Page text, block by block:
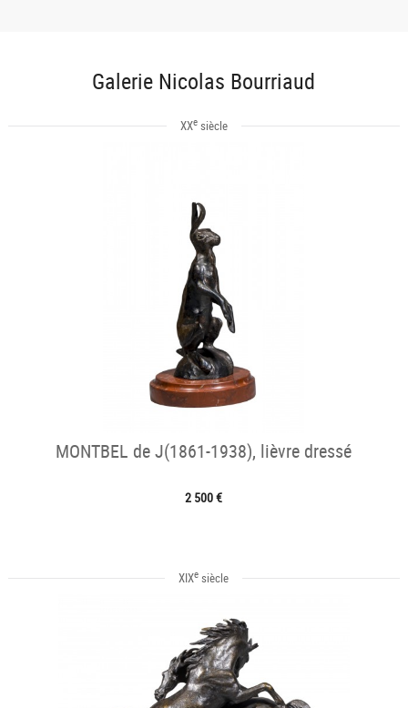
Galerie Nicolas Bourriaud
XXesiècle
MONTBEL de J(1861-1938), lièvre dressé
2 500 €
XIXe siècle